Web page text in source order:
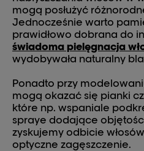
mogą posłużyć
Jednocześnie warto
prawidłowo dobrana do
świadoma pielęgnacja
wydobywała naturalny
Ponadto przy
mogą okazać się pianki
które np. wspaniale
spraye dodające
zyskujemy odbicie
optyczne zagęszczenie.